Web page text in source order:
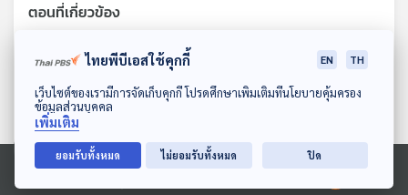
ดาวน์โหลด Thai PBS Podcast Application
Ⓒ 2020 องค์การกระจายเสียงและแพร่ภาพสาธารณะแห่งประเทศไทย
ตอนที่เกี่ยวข้อง
ไทยพีบีเอสใช้คุกกี้ EN TH
เว็บไซต์ของเรามีการจัดเก็บคุกกี้ โปรดศึกษาเพิ่มเติมที่นโยบายคุ้มครอง
ข้อมูลส่วนบุคคล
เพิ่มเติม
ยอมรับทั้งหมด ไม่ยอมรับทั้งหมด ปิด